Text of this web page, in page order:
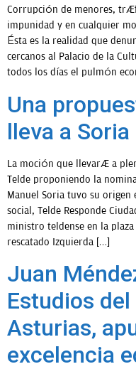
5ª COLUMNA
CARTAS DEL DIRECTOR
OPINIÓN
PROGRAMAS
Corrupción de menores,
impunidad y en cualquier
Ésta es la realidad que
cercanos al Palacio de la
todos los días el pulmón
Una
lleva a
La moción que llevará a
Telde proponiendo la
Manuel Soria tuvo su
social, Telde Responde
ministro teldense en la
rescatado Izquierda […]
Juan
Estudios
Asturias,
excelencia